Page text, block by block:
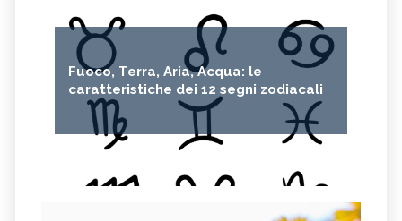
Fuoco, Terra, Aria, Acqua: le
caratteristiche dei 12 segni zodiacali